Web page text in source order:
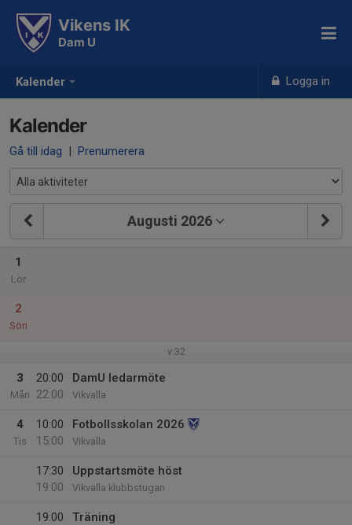
Kalender Logga in
Vikens IK
Dam U
Kalender
Gå till idag | Prenumerera
Augusti 2026
1
Lör
2
Sön
v.32
3
Mån
20:00
22:00
DamU ledarmöte
Vikvalla
4
Tis
10:00
15:00
Fotbollsskolan 2026
Vikvalla
17:30
19:00
Uppstartsmöte höst
Vikvalla klubbstugan
19:00
Träning